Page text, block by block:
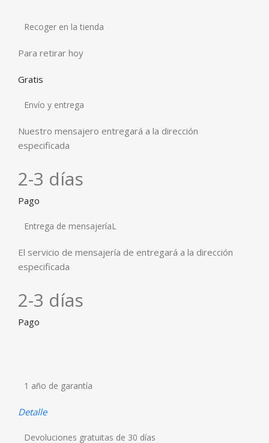
Recoger en la tienda
Para retirar hoy
Gratis
Envío y entrega
Nuestro mensajero entregará a la dirección
especificada
2-3 días
Pago
Entrega de mensajeríaL
El servicio de mensajería de entregará a la dirección
especificada
2-3 días
Pago
1 año de garantía
Detalle
Devoluciones gratuitas de 30 días